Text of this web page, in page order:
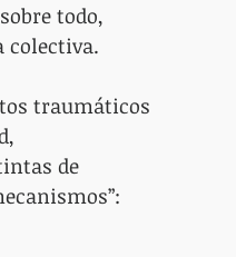
todo,
colectiva.
traumáticos
de